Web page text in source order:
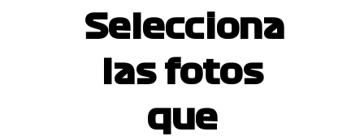
Selecciona
las fotos
que